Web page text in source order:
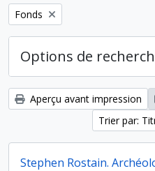
Remove filter:
Fonds
Options de
Aperçu avant impression
Trier par:
Stephen Rostain.